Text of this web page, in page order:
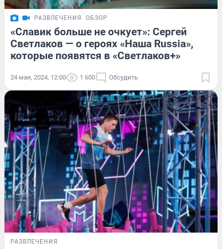
РАЗВЛЕЧЕНИЯ ОБЗОР
«Славик больше не очкует»: Сергей
Светлаков — о героях «Наша Russia»,
которые появятся в «Светлаков+»
24 мая, 2024, 12:00 1 600 Обсудить
РАЗВЛЕЧЕНИЯ